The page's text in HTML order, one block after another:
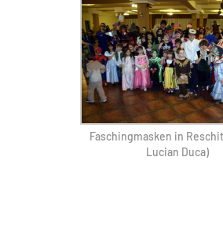
Faschingmasken in
Lucian Duca)